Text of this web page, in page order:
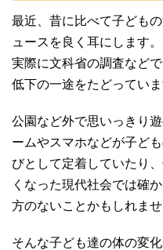
最近、昔に比べて子ども
ュースを良く耳にします。
実際に文科省の調査など
低下の一途をたどっていま
公園など外で思いっきり
ームやスマホなどが子ど
びとして定着していたり
くなった現代社会では確
方のないことかもしれませ
そんな子ども達の体の変